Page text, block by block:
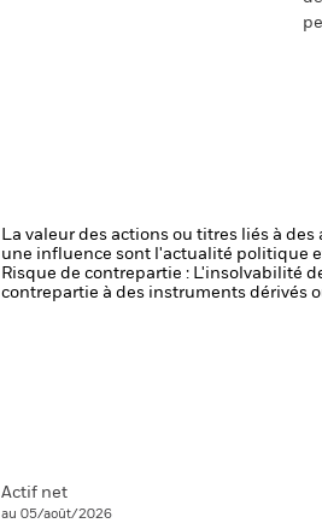
La valeur des actions ou titres liés à
une influence sont l'actualité politique
Risque de contrepartie : L'insolvabilité
contrepartie à des instruments dérivés
Actif net
au 05/août/2026